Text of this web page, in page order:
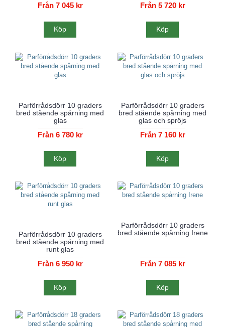
Från 7 045 kr
Köp
Från 5 720 kr
Köp
Parförrådsdörr 10 graders
bred stående spårning med
glas
Från 6 780 kr
Köp
Parförrådsdörr 10 graders
bred stående spårning med
glas och spröjs
Från 7 160 kr
Köp
Parförrådsdörr 10 graders
bred stående spårning med
runt glas
Från 6 950 kr
Köp
Parförrådsdörr 10 graders
bred stående spårning Irene
Från 7 085 kr
Köp